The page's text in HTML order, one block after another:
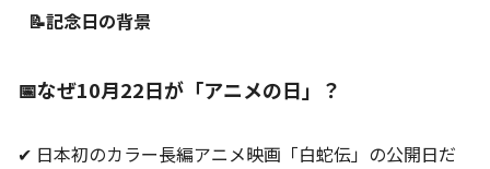
📝記念日の背景
📅なぜ10月22日が「アニメの日」？
✔ 日本初のカラー長編アニメ映画「白蛇伝」の公開日だ